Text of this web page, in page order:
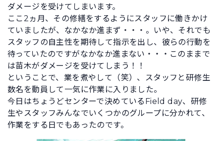
ダメージを受けてしまいます。
ここ2ヵ月、その修繕をするようにスタッフに働きかけ
ていましたが、なかなか進まず・・・。いや、それでも
スタッフの自主性を期待して指示を出し、彼らの行動を
待っていたのですがなかなか進まない・・・このままで
は苗木がダメージを受けてしまう！！
ということで、業を煮やして（笑）、スタッフと研修生
数名を動員して一気に作業に入りました。
今日はちょうどセンターで決めているField day、研修
生やスタッフみんなでいくつかのグループに分かれて、
作業をする日でもあったのです。